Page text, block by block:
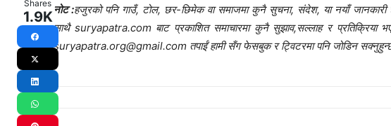
नोट :हजुरको पनि गाउँ, टोल, छर-छिमेक वा समाजमा कुनै सुचना, संदेश, या नयाँ जानकारी
साथै suryapatra.com बाट प्रकाशित समाचारमा कुनै सुझाव,सल्लाह र प्रतिक्रिया भए
suryapatra.org@gmail.com तपाईं हामी सँग फेसबुक र ट्विटरमा पनि जोडिन
Shares
1.9K
Facebook
X
LinkedIn
WhatsApp